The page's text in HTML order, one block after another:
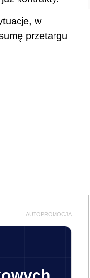
w
przetargu
AUTOPROMOCJA